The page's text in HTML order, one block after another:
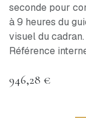
seconde pour
à 9 heures du
visuel du
Référence
946,28 €